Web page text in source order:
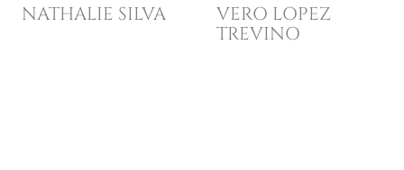
NATHALIE SILVA VERO LOPEZ
TREVINO